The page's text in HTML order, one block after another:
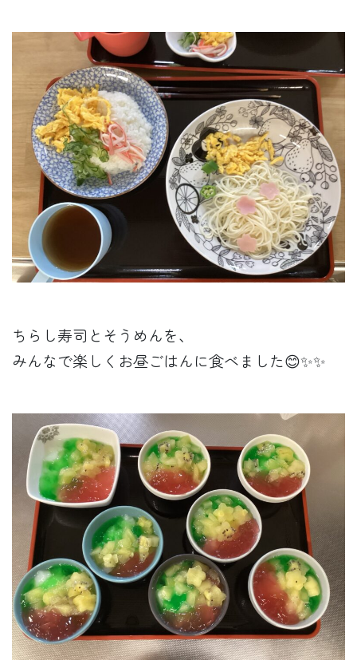
ちらし寿司とそうめんを、
みんなで楽しくお昼ごはんに食べました😊✨✨